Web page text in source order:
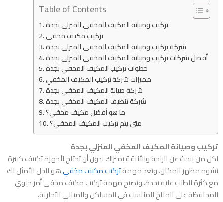
Table of Contents
تركيب وصيانة المكيف المخفي المنزلي بجدة
تركيب مكيف مخفي
شركة تركيب وصيانة المكيف المخفي المنزلي بجدة
أفضل شركات تركيب وصيانة المكيف المخفي المنزلي بجدة
خطوات تركيب المكيف المخفي بجدة
مميزات شركة تركيب المكيف المخفي
شركة صيانة المكيف المخفي بجدة
شركة تنظيف المكيف المخفي بجدة
ما هو أفضل مكيف مخفي؟
متى يتم تركيب المكيف المخفي؟
تركيب وصيانة المكيف المخفي المنزلي بجدة
لكل من يبحث عن الراحة والأناقة بمنزلك بدون أن تحتاج لأجهزة تكييف كبيرة
تشوه مظهر المكان، وتعد مهمةتركيب مكيف مخفيهو الحل الأمثل لك
مع كثرة الطلب عليه بجدة، وتصبح مهمة تركيب مكيف مخفي أمر حيوي
للمحافظة على المناخ المناسب في المساكن والمباني التجارية.